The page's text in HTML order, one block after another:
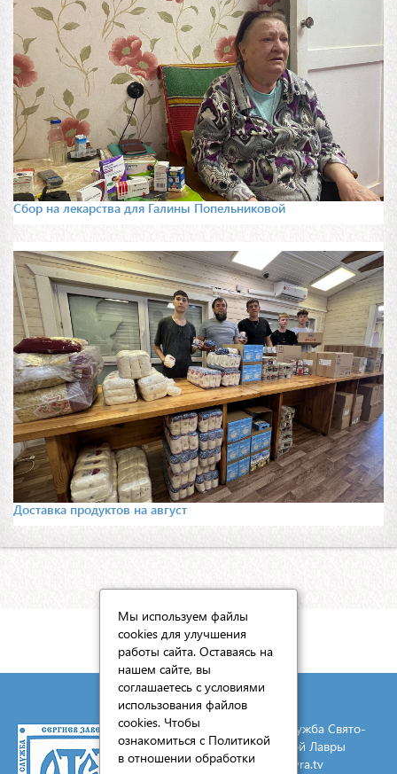
Сбор на лекарства для Галины Попельниковой
Доставка продуктов на август
КАРТА САЙТА
© 2026 Социальная служба Свято-
Троицкой Сергиевой Лавры
E-mail:mail@lavra.tv
Мы используем файлы
cookies для улучшения
работы сайта. Оставаясь на
нашем сайте, вы
соглашаетесь с условиями
использования файлов
cookies. Чтобы
ознакомиться с Политикой
в отношении обработки